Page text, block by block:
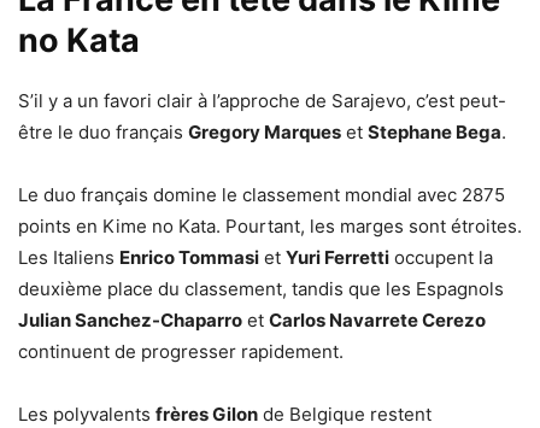
no Kata
S’il y a un favori clair à l’approche de Sarajevo, c’est peut-
être le duo français Gregory Marques et Stephane Bega.
Le duo français domine le classement mondial avec 2875
points en Kime no Kata. Pourtant, les marges sont étroites.
Les Italiens Enrico Tommasi et Yuri Ferretti occupent la
deuxième place du classement, tandis que les Espagnols
Julian Sanchez-Chaparro et Carlos Navarrete Cerezo
continuent de progresser rapidement.
Les polyvalents frères Gilon de Belgique restent